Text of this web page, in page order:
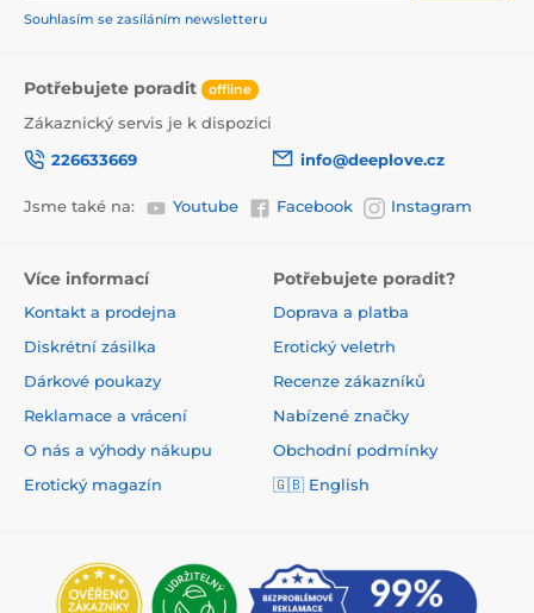
Souhlasím se zasíláním newsletteru
Potřebujete poradit offline
Zákaznický servis je k dispozici
226633669
info@deeplove.cz
Jsme také na: Youtube Facebook Instagram
Více informací
Kontakt a prodejna
Diskrétní zásilka
Dárkové poukazy
Reklamace a vrácení
O nás a výhody nákupu
Erotický magazín
Potřebujete poradit?
Doprava a platba
Erotický veletrh
Recenze zákazníků
Nabízené značky
Obchodní podmínky
🇬🇧 English